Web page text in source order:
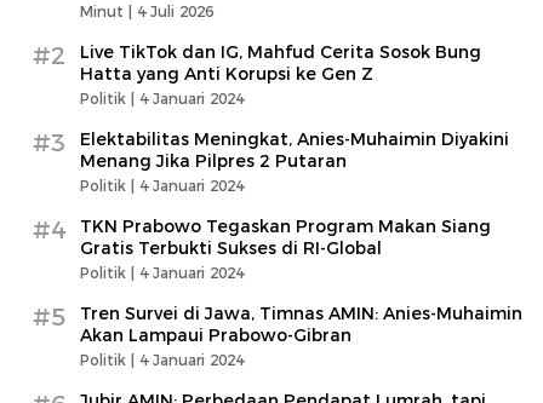
Minut | 4 Juli 2026
#2
Live TikTok dan IG, Mahfud Cerita Sosok Bung
Hatta yang Anti Korupsi ke Gen Z
Politik | 4 Januari 2024
#3
Elektabilitas Meningkat, Anies-Muhaimin Diyakini
Menang Jika Pilpres 2 Putaran
Politik | 4 Januari 2024
#4
TKN Prabowo Tegaskan Program Makan Siang
Gratis Terbukti Sukses di RI-Global
Politik | 4 Januari 2024
#5
Tren Survei di Jawa, Timnas AMIN: Anies-Muhaimin
Akan Lampaui Prabowo-Gibran
Politik | 4 Januari 2024